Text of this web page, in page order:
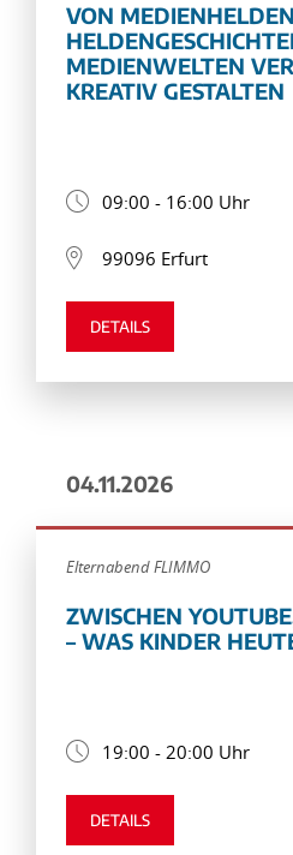
VON
MEDIENWELTEN
KREATIV GESTALTEN
09:00 - 16:00 Uhr
99096 Erfurt
DETAILS
04.11.2026
Elternabend FLIMMO
ZWISCHEN
– WAS KINDER
19:00 - 20:00 Uhr
DETAILS